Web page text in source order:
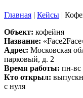
Главная | Кейсы |
Объект: кофейня
Название:
Адрес: Московская
парковый, д. 2
Время работы: пн-
Кто открыл:
с нуля